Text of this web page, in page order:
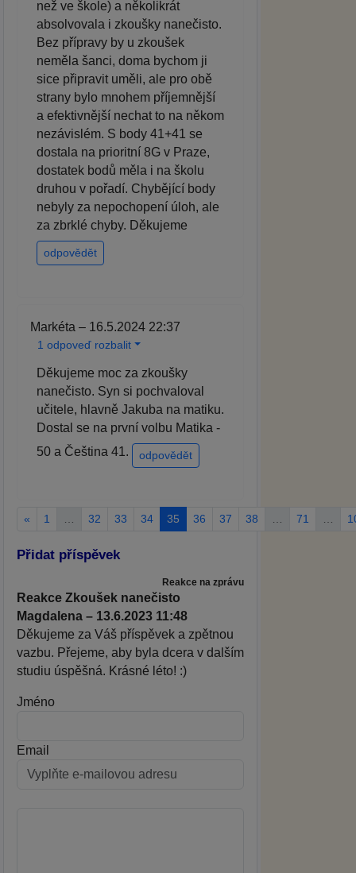
než ve škole) a několikrát
absolvovala i zkoušky nanečisto.
Bez přípravy by u zkoušek
neměla šanci, doma bychom ji
sice připravit uměli, ale pro obě
strany bylo mnohem příjemnější
a efektivnější nechat to na někom
nezávislém. S body 41+41 se
dostala na prioritní 8G v Praze,
dostatek bodů měla i na školu
druhou v pořadí. Chybějící body
nebyly za nepochopení úloh, ale
za zbrklé chyby. Děkujeme
odpovědět
Markéta – 16.5.2024 22:37
1 odpoveď rozbalit
Děkujeme moc za zkoušky
nanečisto. Syn si pochvaloval
učitele, hlavně Jakuba na matiku.
Dostal se na první volbu Matika -
50 a Čeština 41.
odpovědět
« 1 32 33 34 35 36 37 38 71
Přidat příspěvek
Reakce na zprávu
Reakce Zkoušek nanečisto
Magdalena – 13.6.2023 11:48
Děkujeme za Váš příspěvek a zpětnou
vazbu. Přejeme, aby byla dcera v dalším
studiu úspěšná. Krásné léto! :)
Jméno
Email